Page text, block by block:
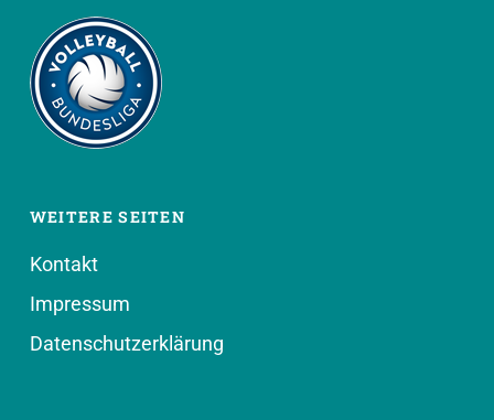
WEITERE SEITEN
Kontakt
Impressum
Datenschutzerklärung